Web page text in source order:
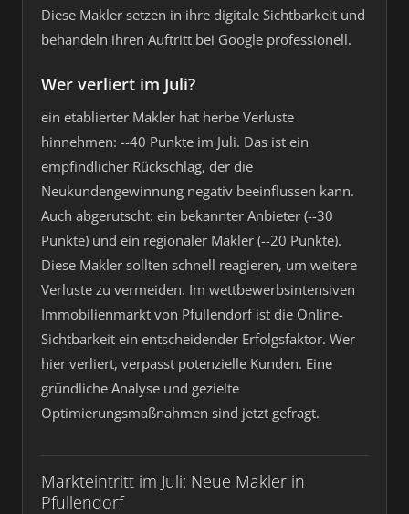
Diese Makler setzen in ihre digitale Sichtbarkeit und
behandeln ihren Auftritt bei Google professionell.
Wer verliert im Juli?
ein etablierter Makler hat herbe Verluste
hinnehmen: --40 Punkte im Juli. Das ist ein
empfindlicher Rückschlag, der die
Neukundengewinnung negativ beeinflussen kann.
Auch abgerutscht: ein bekannter Anbieter (--30
Punkte) und ein regionaler Makler (--20 Punkte).
Diese Makler sollten schnell reagieren, um weitere
Verluste zu vermeiden. Im wettbewerbsintensiven
Immobilienmarkt von Pfullendorf ist die Online-
Sichtbarkeit ein entscheidender Erfolgsfaktor. Wer
hier verliert, verpasst potenzielle Kunden. Eine
gründliche Analyse und gezielte
Optimierungsmaßnahmen sind jetzt gefragt.
Markteintritt im Juli: Neue Makler in
Pfullendorf